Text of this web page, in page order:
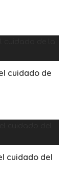
cuidado de
cuidado del